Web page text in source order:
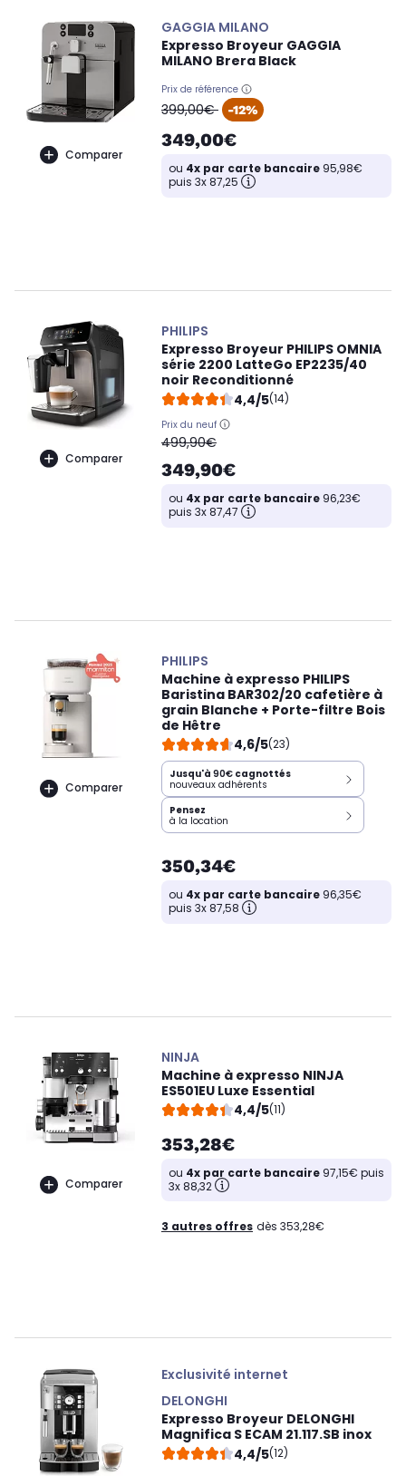
Comparer
GAGGIA MILANO
Expresso Broyeur GAGGIA
MILANO Brera Black
Prix de référence
oldPrice
399,00€ -12%
349,00€
ou 4x par carte bancaire 95,98€
puis 3x 87,25
Comparer
PHILIPS
Expresso Broyeur PHILIPS OMNIA
série 2200 LatteGo EP2235/40
noir Reconditionné
4,4/5(14)
Prix du neuf
oldPrice
499,90€
349,90€
ou 4x par carte bancaire 96,23€
puis 3x 87,47
Comparer
PHILIPS
Machine à expresso PHILIPS
Baristina BAR302/20 cafetière à
grain Blanche + Porte-filtre Bois
de Hêtre
4,6/5(23)
Jusqu'à 90€ cagnottés
nouveaux adhérents
Pensez
à la location
350,34€
ou 4x par carte bancaire 96,35€
puis 3x 87,58
Comparer
NINJA
Machine à expresso NINJA
ES501EU Luxe Essential
4,4/5(11)
353,28€
ou 4x par carte bancaire 97,15€ puis
3x 88,32
3 autres offres dès 353,28€
Exclusivité internet
DELONGHI
Expresso Broyeur DELONGHI
Magnifica S ECAM 21.117.SB inox
4,4/5(12)